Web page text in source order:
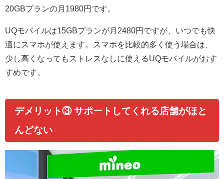
20GBプランの月1980円です。
UQモバイルは15GBプランが月2480円ですが、いつでも快
適にスマホが使えます。スマホを比較的多く使う場合は、
少し高くなってもストレスなしに使えるUQモバイルがおす
すめです。
デメリット③ サポートしてくれる店舗がほと
んどない